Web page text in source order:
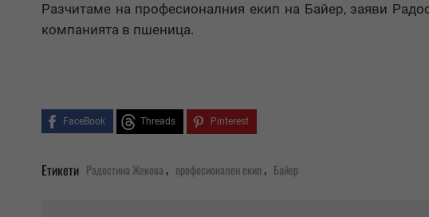
Разчитаме на професионалния екип на Байер, заяви
компанията в пшеница.
FaceBook Threads Pinterest
Етикети Радостина Жекова, професионален екип, Байер